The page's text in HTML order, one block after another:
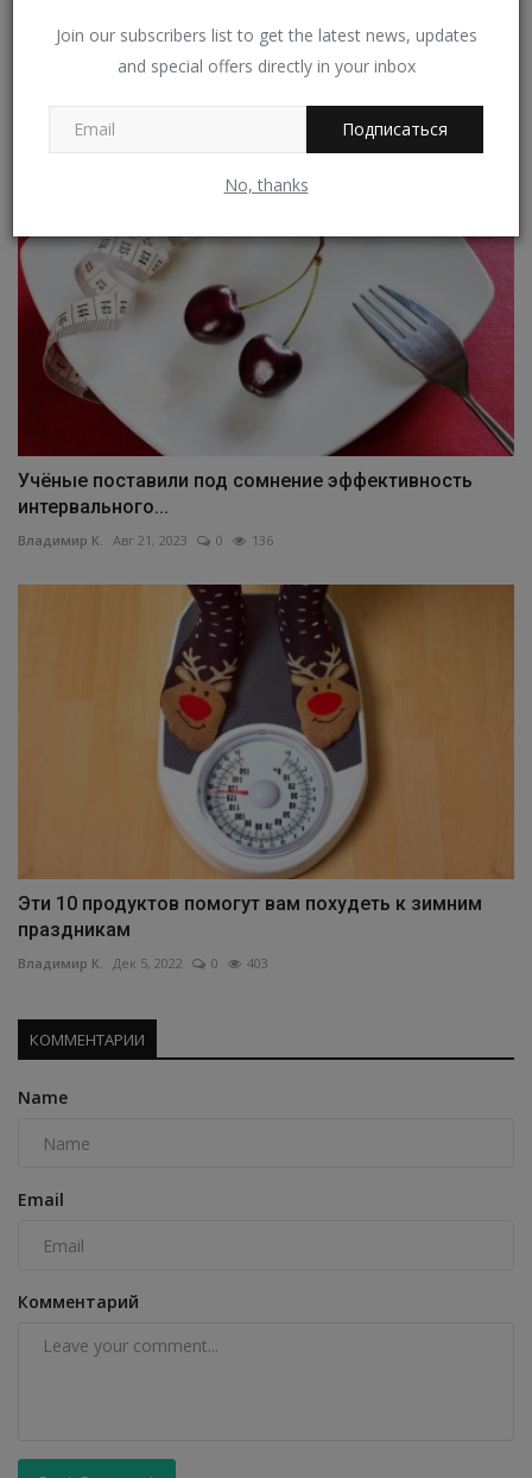
Join our subscribers list to get the latest news, updates
and special offers directly in your inbox
Подписаться
No, thanks
Чай с имбирём оказался хорошим средством от
Учёные поставили под сомнение эффективность
интервального...
Владимир К. Авг 21, 2023 0 136
Эти 10 продуктов помогут вам похудеть к зимним
праздникам
Владимир К. Дек 5, 2022 0 403
КОММЕНТАРИИ
Name
Email
Комментарий